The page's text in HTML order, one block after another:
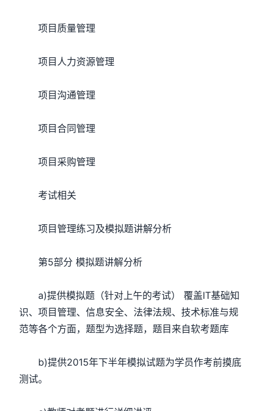
项目质量管理
项目人力资源管理
项目沟通管理
项目合同管理
项目采购管理
考试相关
项目管理练习及模拟题讲解分析
第5部分 模拟题讲解分析
a)提供模拟题（针对上午的考试） 覆盖IT基础知
识、项目管理、信息安全、法律法规、技术标准与规
范等各个方面，题型为选择题，题目来自软考题库
b)提供2015年下半年模拟试题为学员作考前摸底
测试。